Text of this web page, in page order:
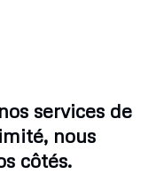
services de
nous
côtés.